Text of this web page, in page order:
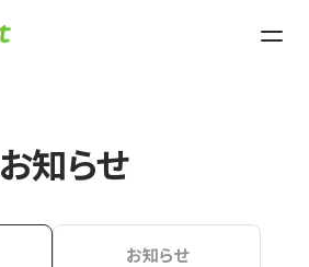
お知らせ
お知らせ